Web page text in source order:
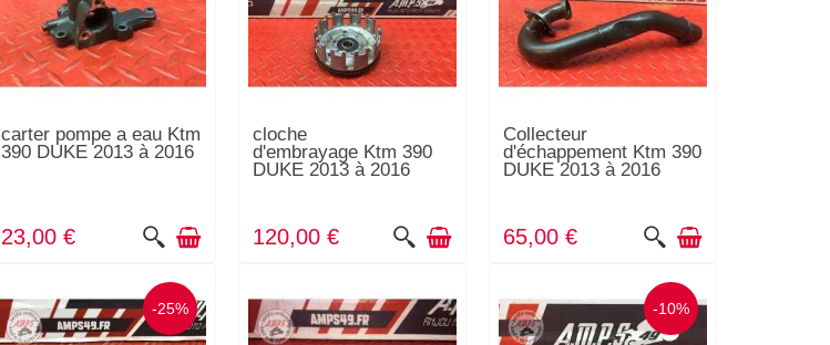
carter pompe a eau Ktm
390 DUKE 2013 à 2016
23,00 €
cloche
d'embrayage Ktm 390
DUKE 2013 à 2016
120,00 €
Collecteur
d'échappement Ktm 390
DUKE 2013 à 2016
65,00 €
-25% -10%